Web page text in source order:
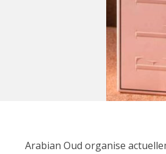
Arabian Oud organise